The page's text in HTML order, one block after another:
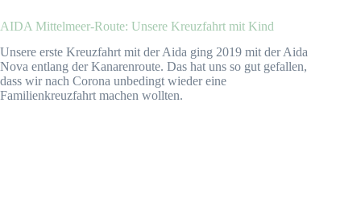
AIDA Mittelmeer-Route: Unsere Kreuzfahrt mit Kind
Unsere erste Kreuzfahrt mit der Aida ging 2019 mit der Aida
Nova entlang der Kanarenroute. Das hat uns so gut gefallen,
dass wir nach Corona unbedingt wieder eine
Familienkreuzfahrt machen wollten.